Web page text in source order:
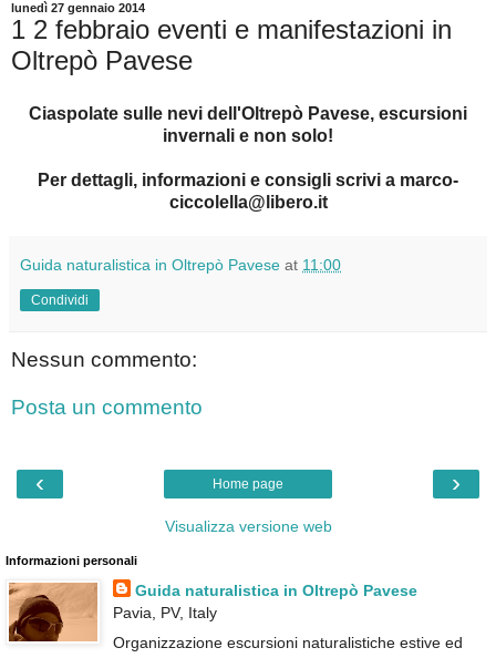
lunedì 27 gennaio 2014
1 2 febbraio eventi e manifestazioni in
Oltrepò Pavese
Ciaspolate sulle nevi dell'Oltrepò Pavese, escursioni
invernali e non solo!
Per dettagli, informazioni e consigli scrivi a marco-
ciccolella@libero.it
Guida naturalistica in Oltrepò Pavese at 11:00
Condividi
Nessun commento:
Posta un commento
‹ ›
Home page
Visualizza versione web
Informazioni personali
Guida naturalistica in Oltrepò Pavese
Pavia, PV, Italy
Organizzazione escursioni naturalistiche estive ed